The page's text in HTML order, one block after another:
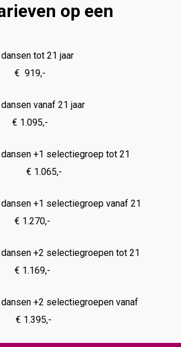
op een
dansen tot 21 jaar
dansen vanaf 21 jaar
+1 selectiegroep tot 21
1.065,-
+1 selectiegroep vanaf 21
+2 selectiegroepen tot 21
+2 selectiegroepen vanaf
1.395,-